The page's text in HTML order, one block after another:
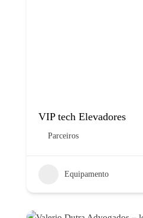
VIP tech Elevadores
Parceiros
Equipamento